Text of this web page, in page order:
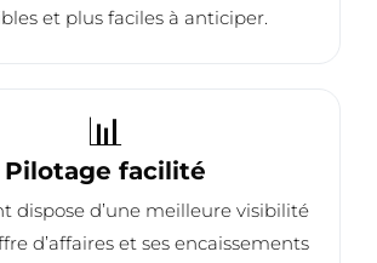
et plus faciles à anticiper.
📊
Pilotage facilité
dispose d’une meilleure visibilité
d’affaires et ses encaissements